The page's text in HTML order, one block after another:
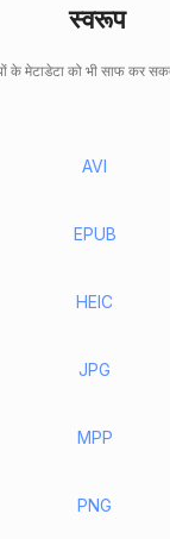
स्वरूप
के मेटाडेटा को भी साफ कर
AVI
EPUB
HEIC
JPG
MPP
PNG